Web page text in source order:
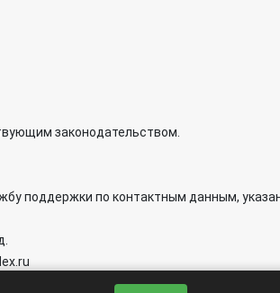
законодательством.
поддержки по контактным данным,